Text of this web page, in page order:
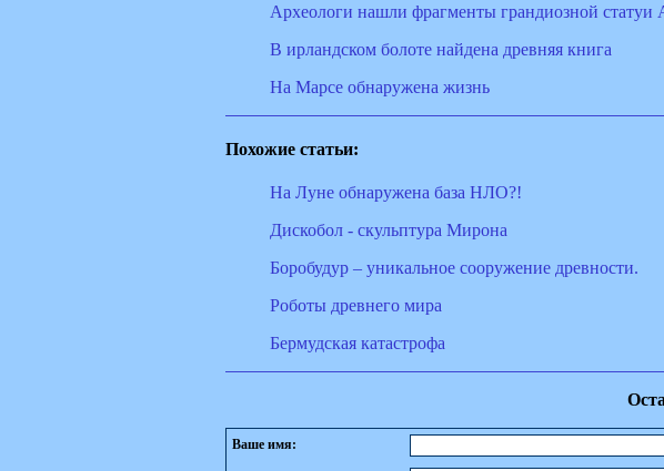
Археологи нашли фрагменты грандиозной статуи
В ирландском болоте найдена древняя книга
На Марсе обнаружена жизнь
Похожие статьи:
На Луне обнаружена база НЛО?!
Дискобол - скульптура Мирона
Боробудур – уникальное сооружение древности.
Роботы древнего мира
Бермудская катастрофа
Ваше имя: